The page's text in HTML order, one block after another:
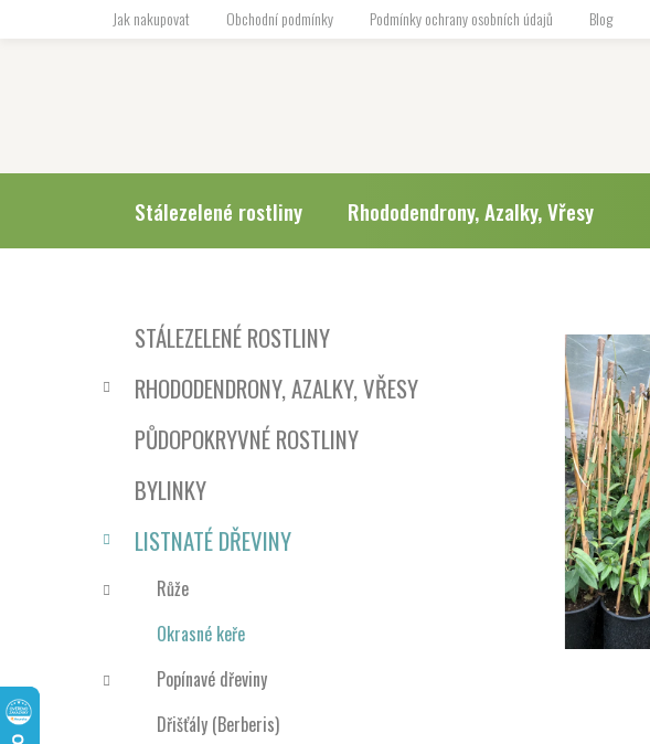
Jak nakupovat Obchodní podmínky Podmínky ochrany osobních údajů Blog
Stálezelené rostliny Rhododendrony, Azalky, Vřesy
Přeskočit
kategorie
e
STÁLEZELENÉ ROSTLINY
RHODODENDRONY, AZALKY, VŘESY
PŮDOPOKRYVNÉ ROSTLINY
BYLINKY
LISTNATÉ DŘEVINY
Růže
Okrasné keře
Popínavé dřeviny
Dřišťály (Berberis)